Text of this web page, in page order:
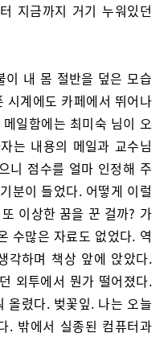
지금까지 거기 누워있던
이 내 몸 절반을 덮은 모습
시계에도 카페에서 뛰어나
일함에는 최미숙 님이 오
는 내용의 메일과 교수님
니 점수를 얼마 인정해 주
분이 들었다. 어떻게 이럴
이상한 꿈을 꾼 걸까? 가
수많은 자료도 없었다. 역
각하며 책상 앞에 앉았다.
외투에서 뭔가 떨어졌다.
올렸다. 벚꽃잎. 나는 오늘
. 밖에서 실종된 컴퓨터과